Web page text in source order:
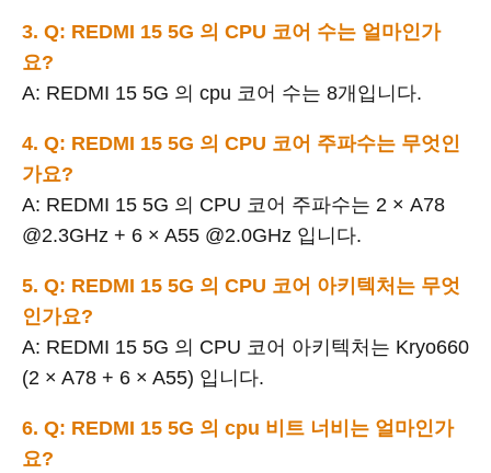
3. Q: REDMI 15 5G 의 CPU 코어 수는 얼마인가
요?
A: REDMI 15 5G 의 cpu 코어 수는 8개입니다.
4. Q: REDMI 15 5G 의 CPU 코어 주파수는 무엇인
가요?
A: REDMI 15 5G 의 CPU 코어 주파수는 2 × A78
@2.3GHz + 6 × A55 @2.0GHz 입니다.
5. Q: REDMI 15 5G 의 CPU 코어 아키텍처는 무엇
인가요?
A: REDMI 15 5G 의 CPU 코어 아키텍처는 Kryo660
(2 × A78 + 6 × A55) 입니다.
6. Q: REDMI 15 5G 의 cpu 비트 너비는 얼마인가
요?